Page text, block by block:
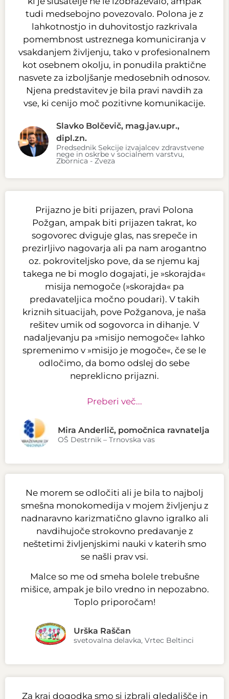
tudi medsebojno povezovalo. Polona je z
lahkotnostjo in duhovitostjo razkrivala
pomembnost ustreznega komuniciranja v
vsakdanjem življenju, tako v profesionalnem
kot osebnem okolju, in ponudila praktične
nasvete za izboljšanje medosebnih odnosov.
Njena predstavitev je bila pravi navdih za
vse, ki cenijo moč pozitivne komunikacije.
Slavko Bolčevič, mag.jav.upr.,
dipl.zn.
Predsednik Sekcije izvajalcev zdravstvene
nege in oskrbe v socialnem varstvu,
Zbornica - Zveza
Prijazno je biti prijazen, pravi Polona
Požgan, ampak biti prijazen takrat, ko
sogovorec dviguje glas, nas srepeče in
prezirljivo nagovarja ali pa nam arogantno
oz. pokroviteljsko pove, da se njemu kaj
takega ne bi moglo dogajati, je »skorajda«
misija nemogoče (»skorajda« pa
predavateljica močno poudari). V takih
kriznih situacijah, pove Požganova, je naša
rešitev umik od sogovorca in dihanje. V
nadaljevanju pa »misijo nemogoče« lahko
spremenimo v »misijo je mogoče«, če se le
odločimo, da bomo odslej do sebe
nepreklicno prijazni.
Preberi več...
Mira Anderlič, pomočnica ravnatelja
OŠ Destrnik – Trnovska vas
Ne morem se odločiti ali je bila to najbolj
smešna monokomedija v mojem življenju z
nadnaravno karizmatično glavno igralko ali
navdihujoče strokovno predavanje z
neštetimi življenjskimi nauki v katerih smo
se našli prav vsi.
Malce so me od smeha bolele trebušne
mišice, ampak je bilo vredno in nepozabno.
Toplo priporočam!
Urška Raščan
svetovalna delavka, Vrtec Beltinci
Za kraj dogodka smo si izbrali gledališče in